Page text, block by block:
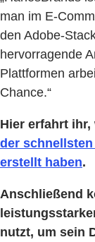
man im E-
den Adobe-
hervorragende
Plattformen
Chance.“
Hier erfahrt ihr,
der
erstellt haben.
Anschließend
nutzt, um sein